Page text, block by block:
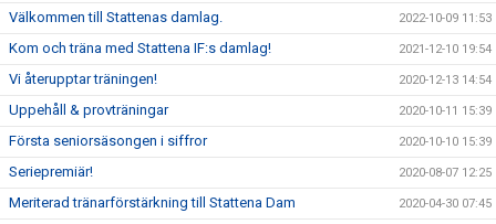
Välkommen till Stattenas damlag. 2022-10-09 11:53
Kom och träna med Stattena IF:s damlag! 2021-12-10 19:54
Vi återupptar träningen! 2020-12-13 14:54
Uppehåll & provträningar 2020-10-11 15:39
Första seniorsäsongen i siffror 2020-10-10 15:39
Seriepremiär! 2020-08-07 12:25
Meriterad tränarförstärkning till Stattena Dam 2020-04-30 07:45